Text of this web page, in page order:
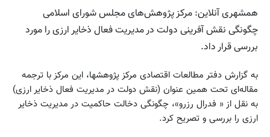
همشهری آنلاین: مرکز پژوهش‌های مجلس شورای اسلامی
چگونگی نقش آفرینی دولت در مدیریت فعال ذخایر ارزی را مورد
بررسی قرار داد.
به گزارش دفتر مطالعات اقتصادی مرکز پژوهشها، این مرکز با ترجمه
مقاله‌ای تحت همین عنوان (نقش دولت در مدیریت فعال ذخایر ارزی)
به نقل از « فدرال رزرو»، چگونگی دخالت حاکمیت در مدیریت ذخایر
ارزی را بررسی و تصریح کرد.